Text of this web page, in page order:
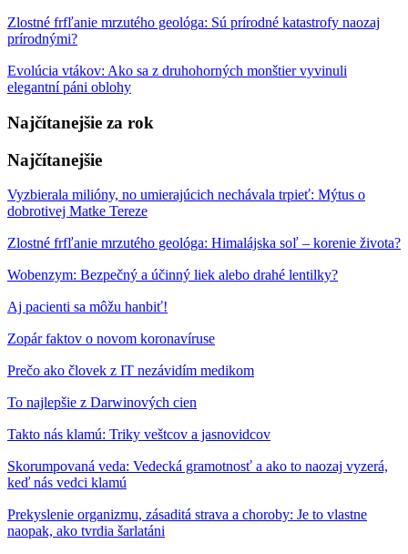
Zlostné frfľanie mrzutého geológa: Sú prírodné katastrofy naozaj
prírodnými?
Evolúcia vtákov: Ako sa z druhohorných monštier vyvinuli
elegantní páni oblohy
Najčítanejšie za rok
Najčítanejšie
Vyzbierala milióny, no umierajúcich nechávala trpieť: Mýtus o
dobrotivej Matke Tereze
Zlostné frfľanie mrzutého geológa: Himalájska soľ – korenie života?
Wobenzym: Bezpečný a účinný liek alebo drahé lentilky?
Aj pacienti sa môžu hanbiť!
Zopár faktov o novom koronavíruse
Prečo ako človek z IT nezávidím medikom
To najlepšie z Darwinových cien
Takto nás klamú: Triky veštcov a jasnovidcov
Skorumpovaná veda: Vedecká gramotnosť a ako to naozaj vyzerá,
keď nás vedci klamú
Prekyslenie organizmu, zásaditá strava a choroby: Je to vlastne
naopak, ako tvrdia šarlatáni